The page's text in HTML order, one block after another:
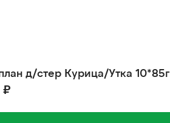
д/стер Курица/Утка 10*85г
₽